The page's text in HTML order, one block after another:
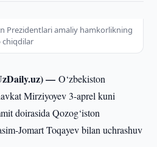
Prezidentlari amaliy hamkorlikning
chiqdilar
—O‘zbekiston
Mirziyoyev 3-aprel kuni
doirasida Qozog‘iston
Jomart Toqayev bilan uchrashuv